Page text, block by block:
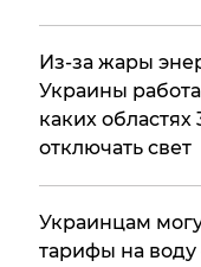
Из-за жары
Украины
каких
отключать свет
Украинцам
тарифы на воду